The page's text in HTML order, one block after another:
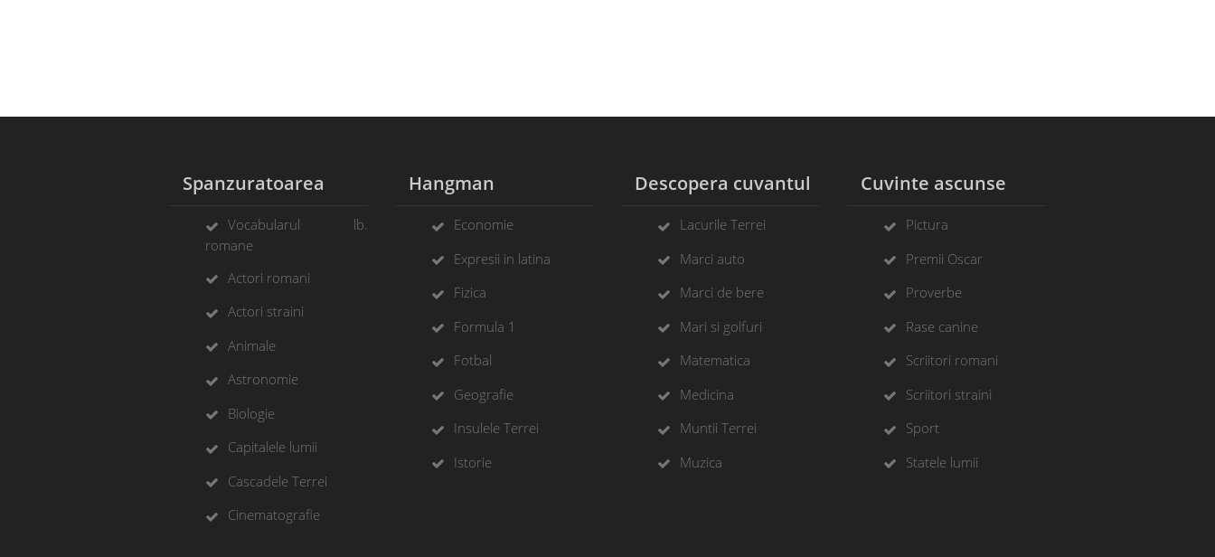
Spanzuratoarea
Vocabularul lb.
romane
Actori romani
Actori straini
Animale
Astronomie
Biologie
Capitalele lumii
Cascadele Terrei
Cinematografie
Hangman
Economie
Expresii in latina
Fizica
Formula 1
Fotbal
Geografie
Insulele Terrei
Istorie
Descopera cuvantul
Lacurile Terrei
Marci auto
Marci de bere
Mari si golfuri
Matematica
Medicina
Muntii Terrei
Muzica
Cuvinte ascunse
Pictura
Premii Oscar
Proverbe
Rase canine
Scriitori romani
Scriitori straini
Sport
Statele lumii